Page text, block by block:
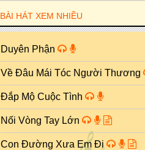
BÀI HÁT XEM NHIỀU
Duyên Phận
Về Đâu Mái Tóc Người Thương
Đắp Mộ Cuộc Tình
Nối Vòng Tay Lớn
Con Đường Xưa Em Đi